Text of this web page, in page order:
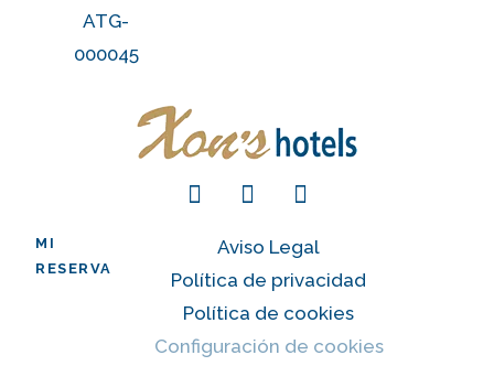
ATG-
000045
MI
RESERVA
Aviso Legal
Política de privacidad
Política de cookies
Configuración de cookies